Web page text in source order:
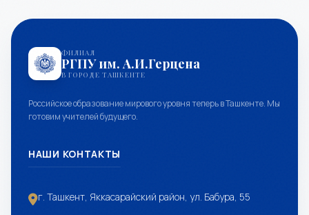
ФИЛИАЛ
РГПУ им. А.И.Герцена
В ГОРОДЕ ТАШКЕНТЕ
Российское образование мирового уровня теперь в Ташкенте. Мы
готовим учителей будущего.
НАШИ КОНТАКТЫ
г. Ташкент, Яккасарайский район, ул. Бабура, 55